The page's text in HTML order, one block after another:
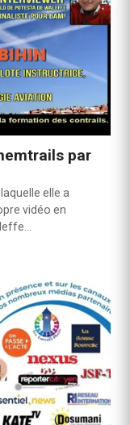
par
elle a
vidéo en